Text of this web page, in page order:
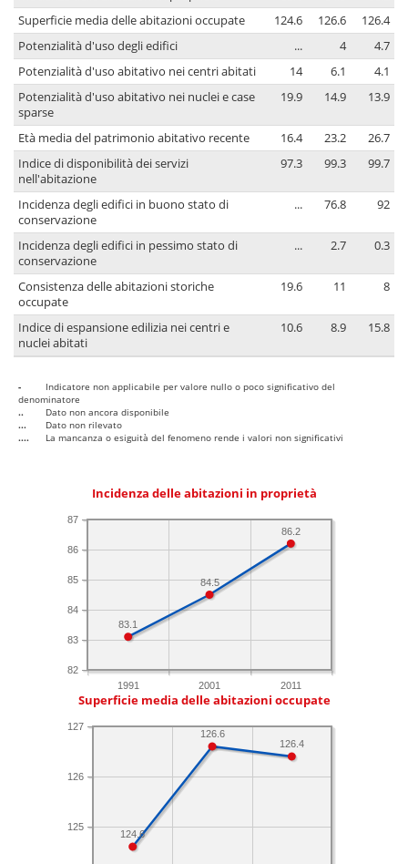
Superficie media delle abitazioni occupate
124.6 126.6
126.4
Potenzialità d'uso degli edifici
... 4
4.7
Potenzialità d'uso abitativo nei centri abitati
14 6.1
4.1
Potenzialità d'uso abitativo nei nuclei e case
sparse
19.9 14.9 13.9
Età media del patrimonio abitativo recente 16.4 23.2
26.7
Indice di disponibilità dei servizi
nell'abitazione
97.3 99.3 99.7
Incidenza degli edifici in buono stato di
conservazione
... 76.8 92
Incidenza degli edifici in pessimo stato di
conservazione
... 2.7 0.3
Consistenza delle abitazioni storiche
occupate
19.6 11 8
Indice di espansione edilizia nei centri e
nuclei abitati
10.6 8.9 15.8
-
Indicatore non applicabile per valore nullo o poco significativo del
denominatore
..
Dato non ancora disponibile
...
Dato non rilevato
....
La mancanza o esiguità del fenomeno rende i valori non significativi
Incidenza delle abitazioni in proprietà
1991 2001 2011
82
83
84
85
86
87
86.2
84.5
83.1
Superficie media delle abitazioni occupate
125
126
127
126.4
126.6
124.6